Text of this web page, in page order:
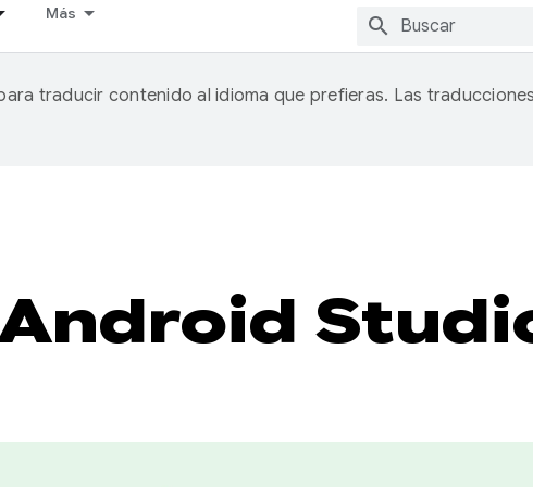
Más
traducir contenido al idioma que prefieras. Las